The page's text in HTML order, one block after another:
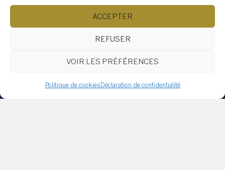
ACCEPTER
REFUSER
VOIR LES PRÉFÉRENCES
Politique de cookies Déclaration de confidentialité
SOTHEBY'S SAINT-SAUVEUR
407 rue Principale, Saint-Sauveur QC J0R 1R4
Parcourir le contenu...
Comment vendre